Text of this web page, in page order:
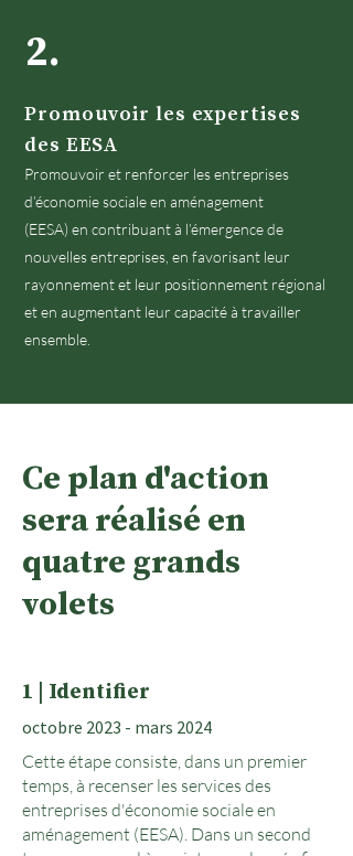
2.
Promouvoir les expertises
des EESA
Promouvoir et renforcer les entreprises
d’économie sociale en aménagement
(EESA) en contribuant à l’émergence de
nouvelles entreprises, en favorisant leur
rayonnement et leur positionnement régional
et en augmentant leur capacité à travailler
ensemble.
Ce plan d'action
sera réalisé en
quatre grands
volets
1 | Identifier
octobre 2023 - mars 2024
Cette étape consiste, dans un premier
temps, à recenser les services des
entreprises d'économie sociale en
aménagement (EESA). Dans un second